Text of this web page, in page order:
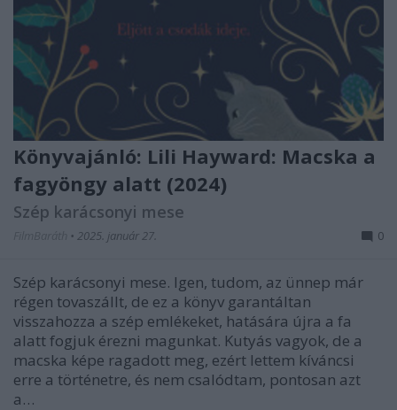
Könyvajánló: Lili Hayward: Macska a
fagyöngy alatt (2024)
Szép karácsonyi mese
• 2025. január 27. 0
Szép karácsonyi mese. Igen, tudom, az ünnep már
régen tovaszállt, de ez a könyv garantáltan
visszahozza a szép emlékeket, hatására újra a fa
alatt fogjuk érezni magunkat. Kutyás vagyok, de a
macska képe ragadott meg, ezért lettem kíváncsi
erre a történetre, és nem csalódtam, pontosan azt
a…